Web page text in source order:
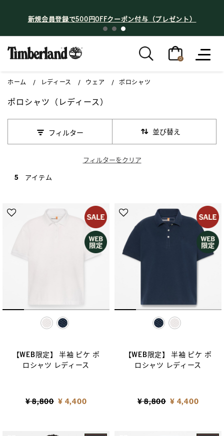
新規会員登録で500円OFFクーポン付与（プレゼント）
0
ホーム レディース ウェア ポロシャツ
ポロシャツ（レディース）
並び替え
フィルター
フィルターをクリア
5 アイテム
selected
【WEB限定】 半袖 ピケ ポ
ロシャツ レディース
Price reduced from
¥ 8,800to¥ 4,400
selected
【WEB限定】 半袖 ピケ ポ
ロシャツ レディース
Price reduced from
¥ 8,800to¥ 4,400